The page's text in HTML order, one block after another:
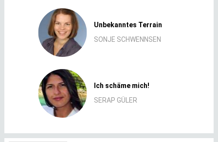
Unbekanntes Terrain
SONJE SCHWENNSEN
Ich schäme mich!
SERAP GÜLER